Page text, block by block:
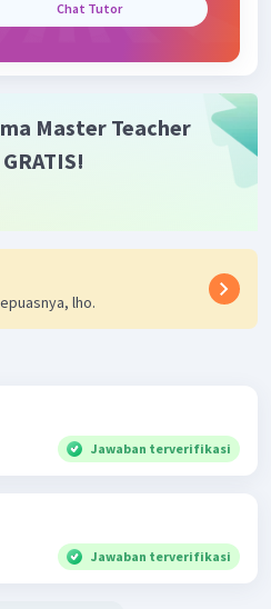
kombinasi
Chat Tutor
Master Teacher
lho.
Jawaban terverifikasi
Jawaban terverifikasi